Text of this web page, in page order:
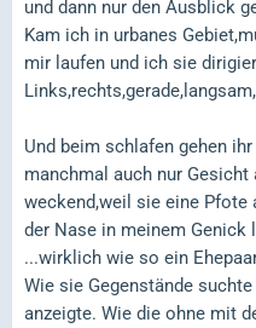
und dann nur den Ausblick
Kam ich in urbanes
mir laufen und ich sie
Und beim schlafen gehen
manchmal auch nur
weckend,weil sie eine
der Nase in meinem Genick
...wirklich wie so ein
Wie sie Gegenstände
anzeigte. Wie die ohne mit